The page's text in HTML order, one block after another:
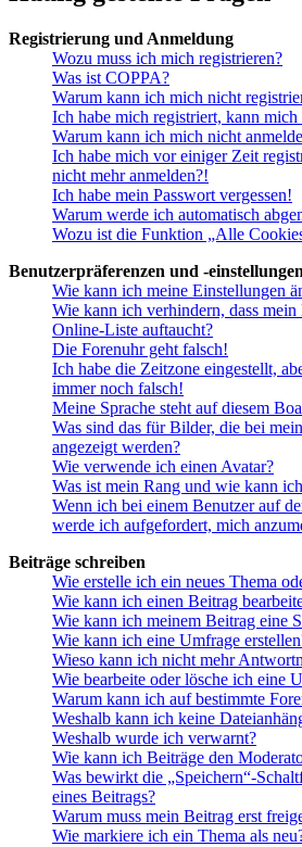
Registrierung und Anmeldung
Wozu muss ich mich registrieren?
Was ist COPPA?
Warum kann ich mich nicht
Ich habe mich registriert, kann
Warum kann ich mich nicht
Ich habe mich vor einiger Zeit
nicht mehr anmelden?!
Ich habe mein Passwort vergessen!
Warum werde ich automatisch
Wozu ist die Funktion „Alle
Benutzerpräferenzen und -einstellungen
Wie kann ich meine Einstellungen
Wie kann ich verhindern, dass
Online-Liste auftaucht?
Die Forenuhr geht falsch!
Ich habe die Zeitzone eingestellt,
immer noch falsch!
Meine Sprache steht auf diesem
Was sind das für Bilder, die bei
angezeigt werden?
Wie verwende ich einen Avatar?
Was ist mein Rang und wie kann
Wenn ich bei einem Benutzer auf
werde ich aufgefordert, mich
Beiträge schreiben
Wie erstelle ich ein neues Thema
Wie kann ich einen Beitrag
Wie kann ich meinem Beitrag eine
Wie kann ich eine Umfrage
Wieso kann ich nicht mehr
Wie bearbeite oder lösche ich eine
Warum kann ich auf bestimmte
Weshalb kann ich keine
Weshalb wurde ich verwarnt?
Wie kann ich Beiträge den
Was bewirkt die „Speichern“-
eines Beitrags?
Warum muss mein Beitrag erst
Wie markiere ich ein Thema als